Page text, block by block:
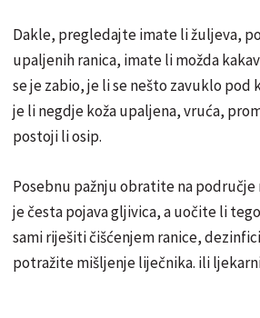
Dakle, pregledajte imate li žuljeva,
upaljenih ranica, imate li možda
se je zabio, je li se nešto zavuklo pod
je li negdje koža upaljena, vruća,
postoji li osip.
Posebnu pažnju obratite na
je česta pojava gljivica, a uočite li
sami riješiti čišćenjem ranice,
potražite mišljenje liječnika. ili